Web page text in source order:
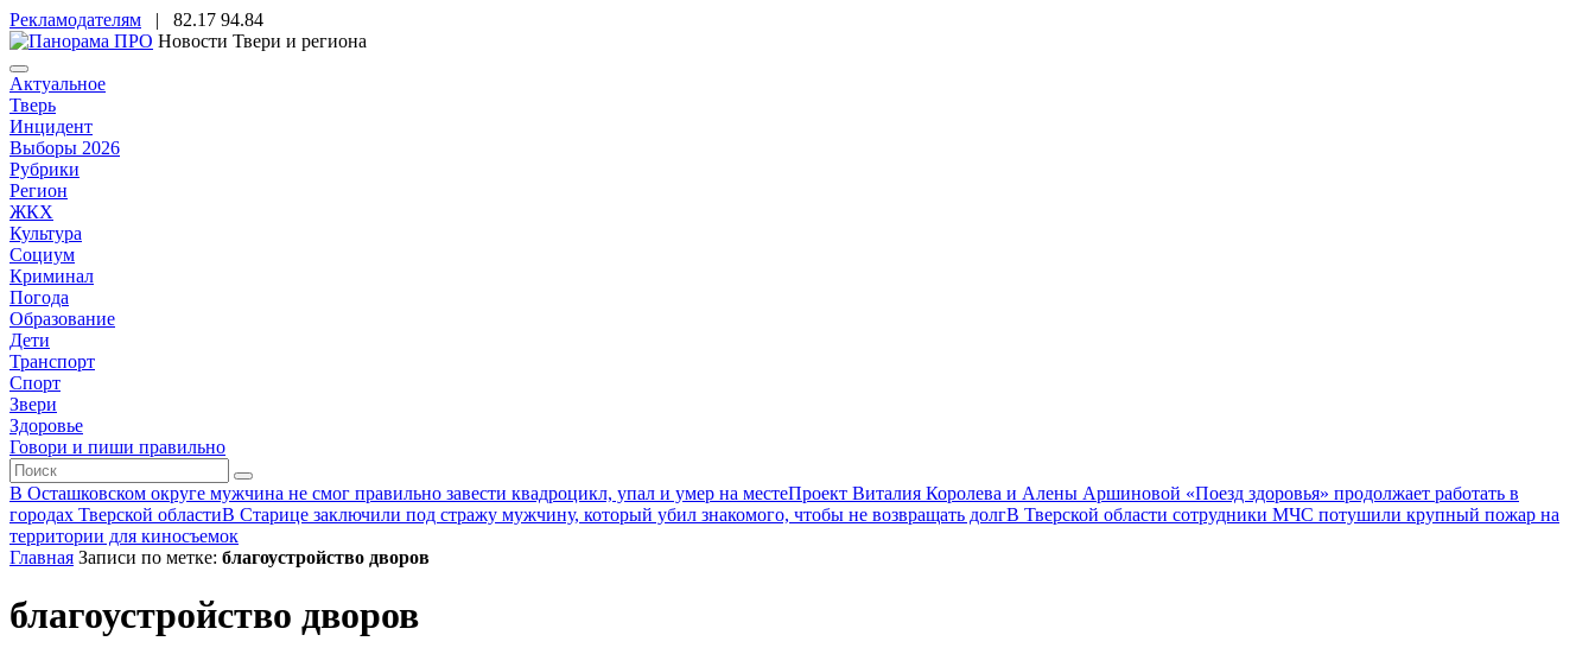
Рекламодателям | 82.17 94.84
Новости Твери и региона
Актуальное
Тверь
Инцидент
Выборы 2026
Рубрики
Регион
ЖКХ
Культура
Социум
Криминал
Погода
Образование
Дети
Транспорт
Спорт
Звери
Здоровье
Говори и пиши правильно
В Осташковском округе мужчина не смог правильно завести квадроцикл, упал и умер на местеПроект Виталия Королева и Алены Аршиновой «Поезд здоровья» продолжает работать в
городах Тверской областиВ Старице заключили под стражу мужчину, который убил знакомого, чтобы не возвращать долгВ Тверской области сотрудники МЧС потушили крупный пожар на
территории для киносъемок
Главная Записи по метке: благоустройство дворов
благоустройство дворов